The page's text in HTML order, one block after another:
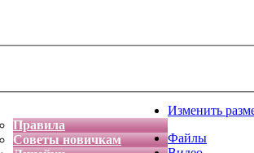
Правила
Советы новичкам
Изменить
Файлы